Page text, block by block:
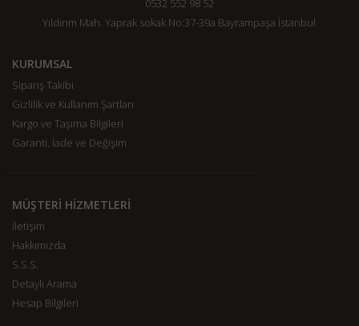
0532 552 98 52
Yıldırım Mah. Yaprak sokak No:37-39a Bayrampaşa İstanbul
KURUMSAL
Sipariş Takibi
Gizlilik ve Kullanım Şartları
Kargo ve Taşıma Bilgileri
Garanti, İade ve Değişim
MÜŞTERİ HİZMETLERİ
İletişim
Hakkımızda
S.S.S.
Detaylı Arama
Hesap Bilgileri